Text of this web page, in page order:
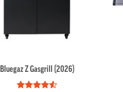
Bluegaz Z Gasgrill (2026)